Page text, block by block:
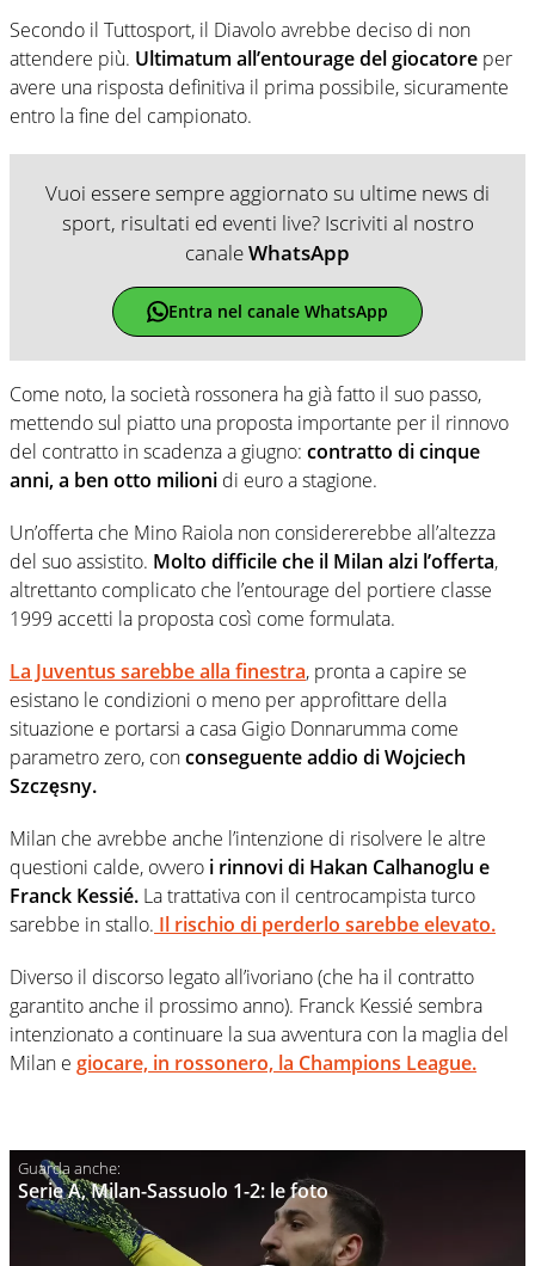
Secondo il Tuttosport, il Diavolo avrebbe deciso di non
attendere più. Ultimatum all’entourage del giocatore per
avere una risposta definitiva il prima possibile, sicuramente
entro la fine del campionato.
Vuoi essere sempre aggiornato su ultime news di
sport, risultati ed eventi live? Iscriviti al nostro
canaleWhatsApp
Entra nel canale WhatsApp
Come noto, la società rossonera ha già fatto il suo passo,
mettendo sul piatto una proposta importante per il rinnovo
del contratto in scadenza a giugno: contratto di cinque
anni, a ben otto milioni di euro a stagione.
Un’offerta che Mino Raiola non considererebbe all’altezza
del suo assistito. Molto difficile che il Milan alzi l’offerta,
altrettanto complicato che l’entourage del portiere classe
1999 accetti la proposta così come formulata.
La Juventus sarebbe alla finestra, pronta a capire se
esistano le condizioni o meno per approfittare della
situazione e portarsi a casa Gigio Donnarumma come
parametro zero, conconseguente addio di Wojciech
Szczęsny.
Milan che avrebbe anche l’intenzione di risolvere le altre
questioni calde, ovvero i rinnovi di Hakan Calhanoglu e
Franck Kessié. La trattativa con il centrocampista turco
sarebbe in stallo. Il rischio di perderlo sarebbe elevato.
Diverso il discorso legato all’ivoriano (che ha il contratto
garantito anche il prossimo anno). Franck Kessié sembra
intenzionato a continuare la sua avventura con la maglia del
Milan e giocare, in rossonero, la Champions League.
Serie A, Milan-Sassuolo 1-2: le foto